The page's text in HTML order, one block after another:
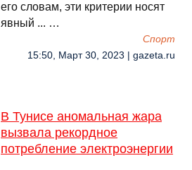
его словам, эти критерии носят
явный ... …
Спорт
15:50, Март 30, 2023 | gazeta.ru
В Тунисе аномальная жара
вызвала рекордное
потребление электроэнергии